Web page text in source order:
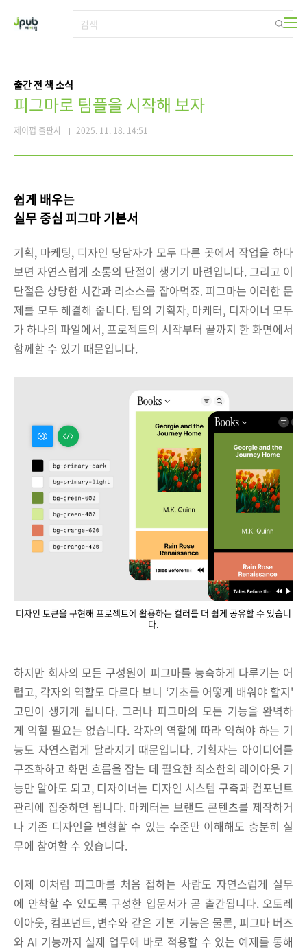
출간 전 책 소식
피그마로 팀플을 시작해 보자
제이펍 출판사 2025. 11. 18. 14:51
쉽게 배우는
실무 중심 피그마 기본서
기획, 마케팅, 디자인 당담자가 모두 다른 곳에서 작업을 하다
보면 자연스럽게 소통의 단절이 생기기 마련입니다. 그리고 이
단절은 상당한 시간과 리소스를 잡아먹죠. 피그마는 이러한 문
제를 모두 해결해 줍니다. 팀의 기획자, 마케터, 디자이너 모두
가 하나의 파일에서, 프로젝트의 시작부터 끝까지 한 화면에서
함께할 수 있기 때문입니다.
디자인 토큰을 구현해 프로젝트에 활용하는 컬러를 더 쉽게 공유할 수 있습니
다.
하지만 회사의 모든 구성원이 피그마를 능숙하게 다루기는 어
렵고, 각자의 역할도 다르다 보니 ‘기초를 어떻게 배워야 할지'
고민이 생기게 됩니다. 그러나 피그마의 모든 기능을 완벽하
게 익힐 필요는 없습니다. 각자의 역할에 따라 익혀야 하는 기
능도 자연스럽게 달라지기 때문입니다. 기획자는 아이디어를
구조화하고 화면 흐름을 잡는 데 필요한 최소한의 레이아웃 기
능만 알아도 되고, 디자이너는 디자인 시스템 구축과 컴포넌트
관리에 집중하면 됩니다. 마케터는 브랜드 콘텐츠를 제작하거
나 기존 디자인을 변형할 수 있는 수준만 이해해도 충분히 실
무에 참여할 수 있습니다.
이제 이처럼 피그마를 처음 접하는 사람도 자연스럽게 실무
에 안착할 수 있도록 구성한 입문서가 곧 출간됩니다. 오토레
이아웃, 컴포넌트, 변수와 같은 기본 기능은 물론, 피그마 버즈
와 AI 기능까지 실제 업무에 바로 적용할 수 있는 예제를 통해